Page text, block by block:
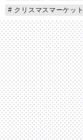
クリスマスマーケット